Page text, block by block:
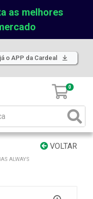
as melhores
o APP da Cardeal
0
VOLTAR
ALWAYS